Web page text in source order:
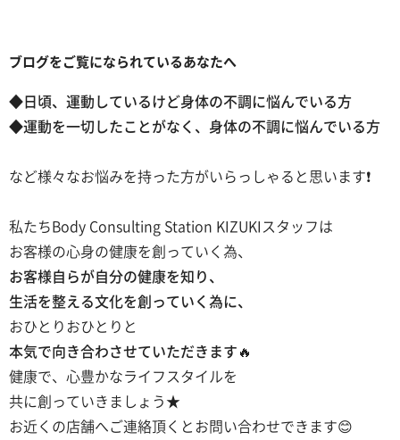
ブログをご覧になられているあなたへ
◆日頃、運動しているけど身体の不調に悩んでいる方
◆運動を一切したことがなく、 身体の不調に悩んでいる方
など様々なお悩みを持った方がいらっしゃると思います❗️
私たちBody Consulting Station KIZUKIスタッフは
お客様の心身の健康を創っていく為、
お客様自らが自分の健康を知り、
生活を整える文化を創っていく為に、
おひとりおひとりと
本気で向き合わさせていただきます🔥
健康で、心豊かなライフスタイルを
共に創っていきましょう★
お近くの店舗へご連絡頂くとお問い合わせできます😊